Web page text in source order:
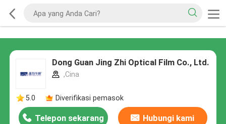
Dong Guan Jing Zhi Optical Film Co., Ltd.
,Cina
5.0 Diverifikasi pemasok
Telepon sekarang Hubungi kami